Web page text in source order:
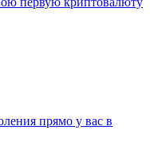
прямо у вас в